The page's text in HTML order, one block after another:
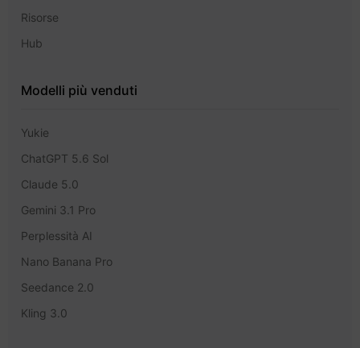
Risorse
Hub
Modelli più venduti
Yukie
ChatGPT 5.6 Sol
Claude 5.0
Gemini 3.1 Pro
Perplessità AI
Nano Banana Pro
Seedance 2.0
Kling 3.0